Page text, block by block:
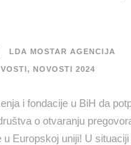
LDA MOSTAR AGENCIJA
, NOVOSTI 2024
i fondacije u BiH da
o otvaranju
u Europskoj uniji! U